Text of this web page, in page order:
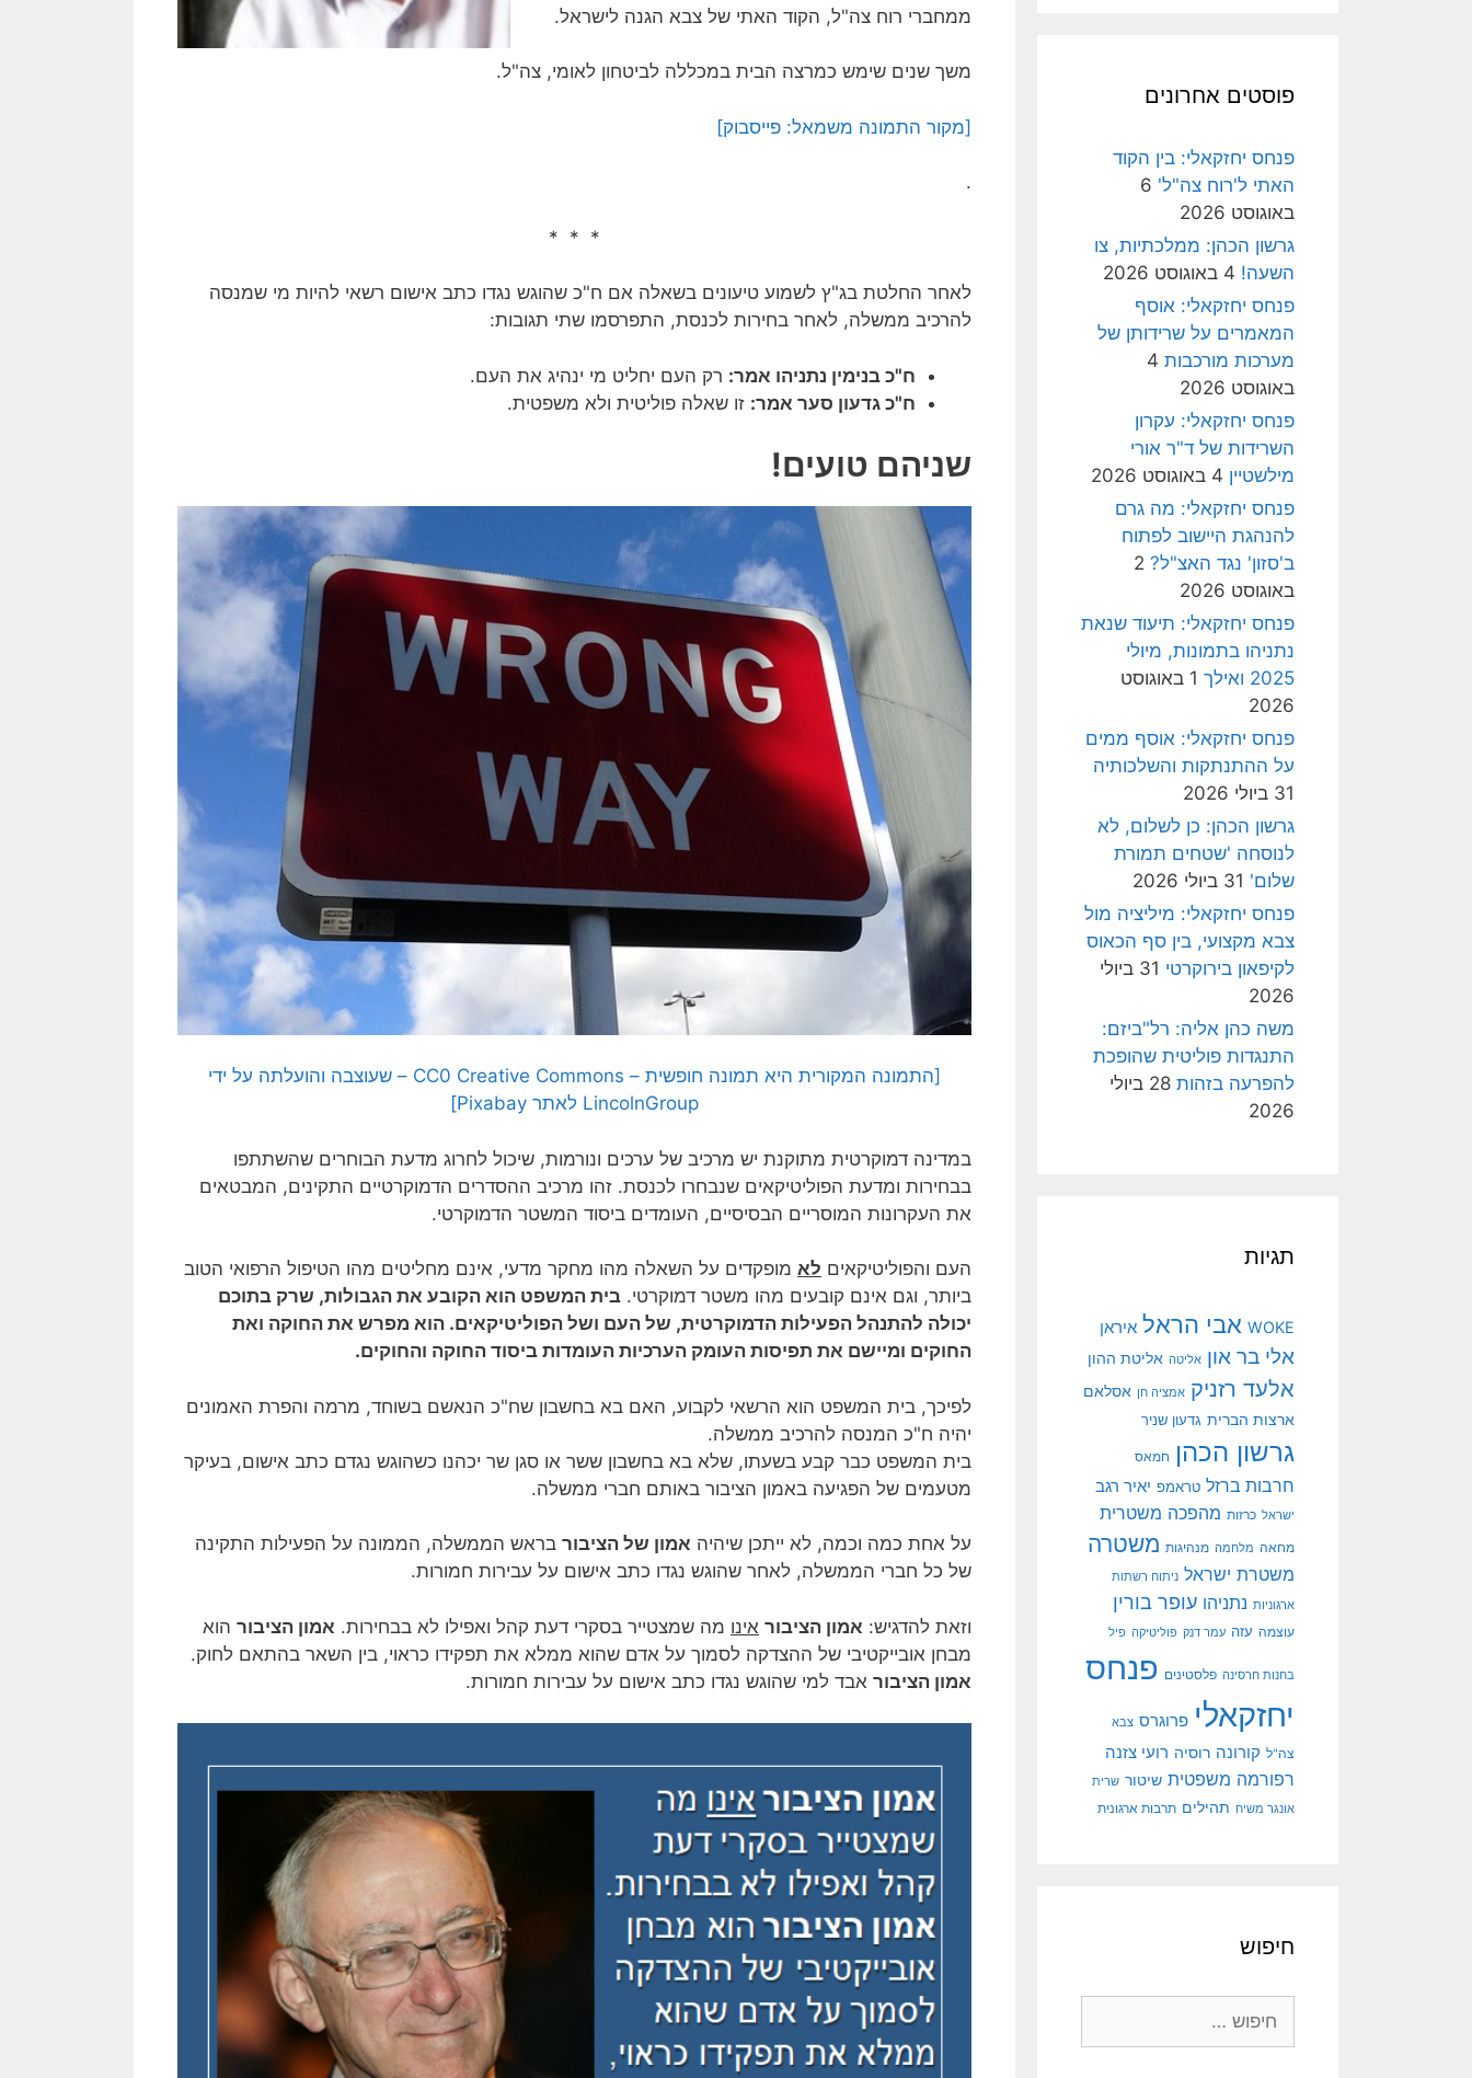
ממחברי רוח צה"ל, הקוד האתי של צבא הגנה לישראל.
משך שנים שימש כמרצה הבית במכללה לביטחון לאומי, צה"ל.
[מקור התמונה משמאל: פייסבוק]
.
* * *
לאחר החלטת בג"ץ לשמוע טיעונים בשאלה אם ח"כ שהוגש נגדו כתב אישום רשאי להיות מי שמנסה
להרכיב ממשלה, לאחר בחירות לכנסת, התפרסמו שתי תגובות:
ח"כ בנימין נתניהו אמר: רק העם יחליט מי ינהיג את העם.
ח"כ גדעון סער אמר: זו שאלה פוליטית ולא משפטית.
שניהם טועים!
[התמונה המקורית היא תמונה חופשית – CC0 Creative Commons – שעוצבה והועלתה על ידי
LincolnGroup לאתר Pixabay]
במדינה דמוקרטית מתוקנת יש מרכיב של ערכים ונורמות, שיכול לחרוג מדעת הבוחרים שהשתתפו
בבחירות ומדעת הפוליטיקאים שנבחרו לכנסת. זהו מרכיב ההסדרים הדמוקרטיים התקינים, המבטאים
את העקרונות המוסריים הבסיסיים, העומדים ביסוד המשטר הדמוקרטי.
העם והפוליטיקאים לא מופקדים על השאלה מהו מחקר מדעי, אינם מחליטים מהו הטיפול הרפואי הטוב
ביותר, וגם אינם קובעים מהו משטר דמוקרטי. בית המשפט הוא הקובע את הגבולות, שרק בתוכם
יכולה להתנהל הפעילות הדמוקרטית, של העם ושל הפוליטיקאים. הוא מפרש את החוקה ואת
החוקים ומיישם את תפיסות העומק הערכיות העומדות ביסוד החוקה והחוקים.
לפיכך, בית המשפט הוא הרשאי לקבוע, האם בא בחשבון שח"כ הנאשם בשוחד, מרמה והפרת האמונים
יהיה ח"כ המנסה להרכיב ממשלה.
בית המשפט כבר קבע בשעתו, שלא בא בחשבון ששר או סגן שר יכהנו כשהוגש נגדם כתב אישום, בעיקר
מטעמים של הפגיעה באמון הציבור באותם חברי ממשלה.
על אחת כמה וכמה, לא ייתכן שיהיה אמון של הציבור בראש הממשלה, הממונה על הפעילות התקינה
של כל חברי הממשלה, לאחר שהוגש נגדו כתב אישום על עבירות חמורות.
וזאת להדגיש: אמון הציבור אינו מה שמצטייר בסקרי דעת קהל ואפילו לא בבחירות. אמון הציבור הוא
מבחן אובייקטיבי של ההצדקה לסמוך על אדם שהוא ממלא את תפקידו כראוי, בין השאר בהתאם לחוק.
אמון הציבור אבד למי שהוגש נגדו כתב אישום על עבירות חמורות.
פוסטים אחרונים
פנחס יחזקאלי: בין הקוד
האתי ל'רוח צה"ל' 6
באוגוסט 2026
גרשון הכהן: ממלכתיות, צו
השעה! 4 באוגוסט 2026
פנחס יחזקאלי: אוסף
המאמרים על שרידותן של
מערכות מורכבות 4
באוגוסט 2026
פנחס יחזקאלי: עקרון
השרידות של ד"ר אורי
מילשטיין 4 באוגוסט 2026
פנחס יחזקאלי: מה גרם
להנהגת היישוב לפתוח
ב'סזון' נגד האצ"ל? 2
באוגוסט 2026
פנחס יחזקאלי: תיעוד שנאת
נתניהו בתמונות, מיולי
2025 ואילך
1 באוגוסט
2026
פנחס יחזקאלי: אוסף ממים
על ההתנתקות והשלכותיה
31 ביולי 2026
גרשון הכהן: כן לשלום, לא
לנוסחה 'שטחים תמורת
שלום' 31 ביולי 2026
פנחס יחזקאלי: מיליציה מול
צבא מקצועי, בין סף הכאוס
לקיפאון בירוקרטי
31 ביולי
2026
משה כהן אליה: רל"ביזם:
התנגדות פוליטית שהופכת
להפרעה בזהות
28 ביולי
2026
תגיות
WOKE אבי הראל איראן
אלי בר און אליטה אליטת ההון
אלעד רזניק אמציה חן אסלאם
ארצות הברית גדעון שניר
גרשון הכהן חמאס
חרבות ברזל טראמפ יאיר רגב
ישראל כרזות מהפכה משטרית
מחאה מלחמה מנהיגות משטרה
משטרת ישראל ניתוח רשתות
ארגוניות נתניהו עופר בורין
עוצמה עזה עמר דנק פוליטיקה פיל
בחנות חרסינה פלסטינים פנחס
יחזקאלי פרוגרס צבא
צה"ל קורונה רוסיה רועי צזנה
רפורמה משפטית שיטור שרית
אונגר משיח תהילים תרבות ארגונית
חיפוש